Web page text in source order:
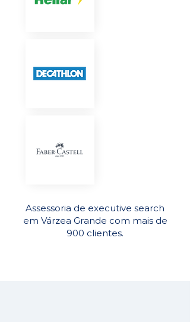
Assessoria de executive search
em Várzea Grande com mais de
900 clientes.